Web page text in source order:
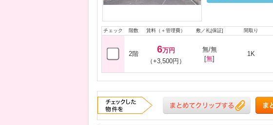
チェック 階数 賃料（＋管理費） 敷／礼[保証] 間取り
2階 6万円
（+3,500円）
無/無
[無]
1K